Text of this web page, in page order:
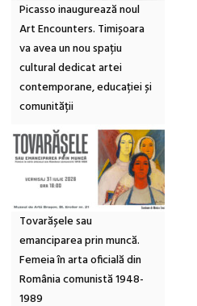
Picasso inaugurează noul
Art Encounters. Timișoara
va avea un nou spațiu
cultural dedicat artei
contemporane, educației și
comunității
Tovarășele sau
emanciparea prin muncă.
Femeia în arta oficială din
România comunistă 1948-
1989